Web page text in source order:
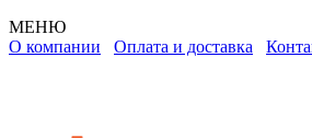
МЕНЮ
О компании Оплата и доставка